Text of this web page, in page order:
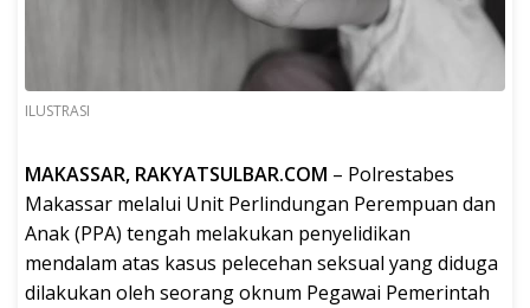
ILUSTRASI
MAKASSAR, RAKYATSULBAR.COM – Polrestabes
Makassar melalui Unit Perlindungan Perempuan dan
Anak (PPA) tengah melakukan penyelidikan
mendalam atas kasus pelecehan seksual yang diduga
dilakukan oleh seorang oknum Pegawai Pemerintah